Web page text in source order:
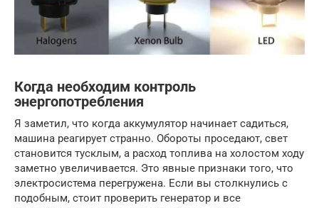
Когда необходим контроль
энергопотребления
Я заметил, что когда аккумулятор начинает садиться,
машина реагирует странно. Обороты проседают, свет
становится тусклым, а расход топлива на холостом ходу
заметно увеличивается. Это явные признаки того, что
электросистема перегружена. Если вы столкнулись с
подобным, стоит проверить генератор и все